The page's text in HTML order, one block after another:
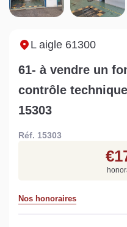
Sarthe pour booster sa
vente
Rapide et gratuit,
en quelques clics.
Estimer mon bien
L aigle 61300
61- à vendre un
contrôle
15303
Réf. 15303
Nos honoraires